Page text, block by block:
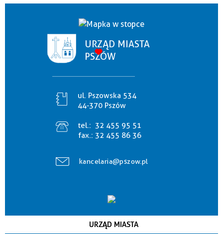
URZĄD MIASTA
PSZÓW
ul. Pszowska 534
44-370 Pszów
tel.: 32 455 95 51
fax.: 32 455 86 36
kancelaria@pszow.pl
URZĄD MIASTA